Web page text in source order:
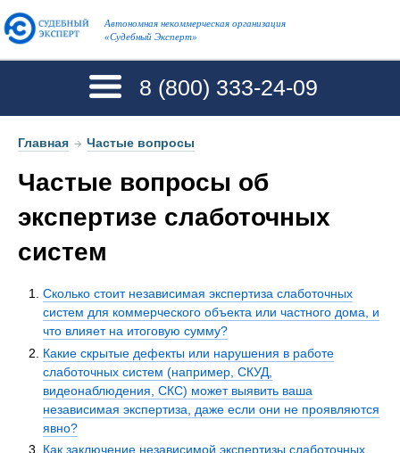
Автономная некоммерческая организация
«Судебный Эксперт»
8 (800) 333-24-09
Главная → Частые вопросы
Частые вопросы об
экспертизе слаботочных
систем
Сколько стоит независимая экспертиза слаботочных
систем для коммерческого объекта или частного дома, и
что влияет на итоговую сумму?
Какие скрытые дефекты или нарушения в работе
слаботочных систем (например, СКУД,
видеонаблюдения, СКС) может выявить ваша
независимая экспертиза, даже если они не проявляются
явно?